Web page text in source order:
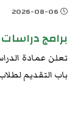
برامج
تعلن عمادة
باب التقديم